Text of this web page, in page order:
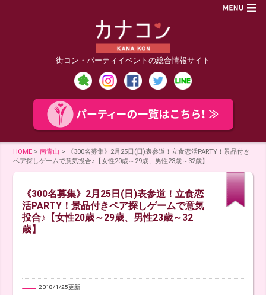
街コン・パーティイベントの総合情報サイト
HOME >南青山 >
《300名募集》2月25日(日)表参道！立食恋活PARTY！景品付き
ペア探しゲームで意気投合♪【女性20歳～29歳、男性23歳～32歳】
《300名募集》2月25日(日)表参道！立食恋
活PARTY！景品付きペア探しゲームで意気
投合♪【女性20歳～29歳、男性23歳～32
歳】
2018/1/25更新